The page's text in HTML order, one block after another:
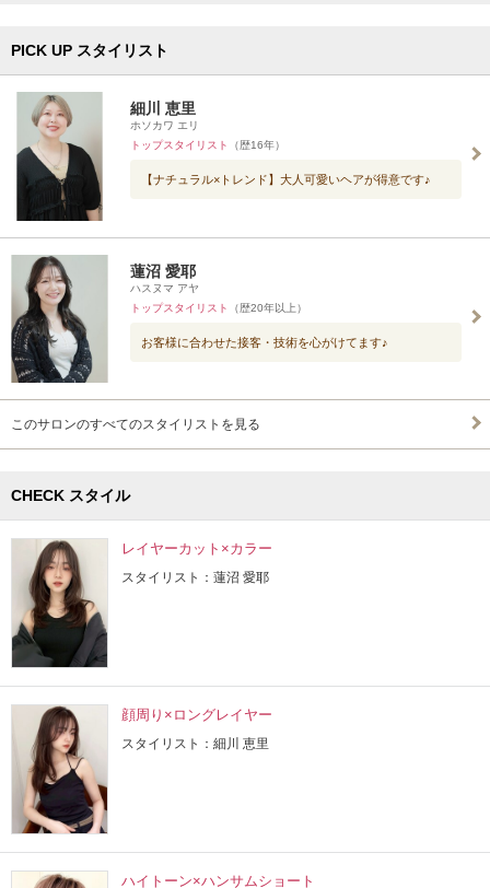
PICK UP スタイリスト
細川 恵里
ホソカワ エリ
トップスタイリスト
（歴16年）
【ナチュラル×トレンド】大人可愛いヘアが得意です♪
蓮沼 愛耶
ハスヌマ アヤ
トップスタイリスト
（歴20年以上）
お客様に合わせた接客・技術を心がけてます♪
このサロンのすべてのスタイリストを見る
CHECK スタイル
レイヤーカット×カラー
スタイリスト：蓮沼 愛耶
顔周り×ロングレイヤー
スタイリスト：細川 恵里
ハイトーン×ハンサムショート